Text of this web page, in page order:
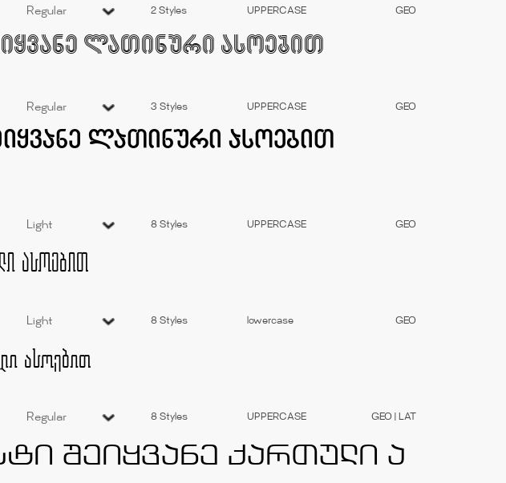
Regular 2 Styles UPPERCASE GEO
Regular 3 Styles UPPERCASE GEO
Light 8 Styles UPPERCASE GEO
Light 8 Styles lowercase GEO
Regular 8 Styles UPPERCASE GEO | LAT